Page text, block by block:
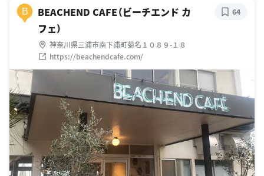
B
BEACHEND CAFE（ビーチエンド カ
フェ）
神奈川県三浦市南下浦町菊名１０８９-１８
https://beachendcafe.com/
64